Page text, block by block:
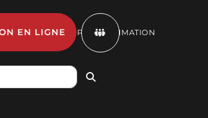
GESTION ET PROGRAMMATION
EN LIGNE 